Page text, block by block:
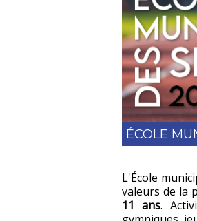
ÉCOLE
L'École
valeurs de la
11 ans.